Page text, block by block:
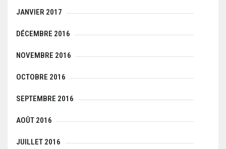
JANVIER 2017
DÉCEMBRE 2016
NOVEMBRE 2016
OCTOBRE 2016
SEPTEMBRE 2016
AOÛT 2016
JUILLET 2016